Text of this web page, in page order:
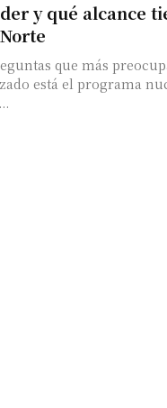
y qué alcance
que más
está el programa